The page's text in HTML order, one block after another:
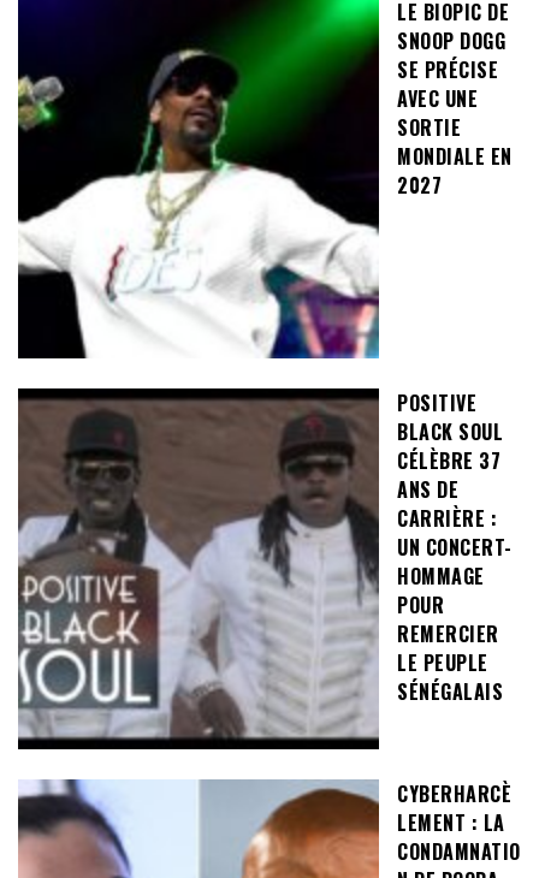
LE BIOPIC DE
SNOOP DOGG
SE PRÉCISE
AVEC UNE
SORTIE
MONDIALE EN
2027
POSITIVE
BLACK SOUL
CÉLÈBRE 37
ANS DE
CARRIÈRE :
UN CONCERT-
HOMMAGE
POUR
REMERCIER
LE PEUPLE
SÉNÉGALAIS
CYBERHARCÈ
LEMENT : LA
CONDAMNATIO